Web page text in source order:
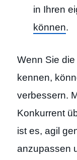
in Ihren
können.
Wenn Sie
kennen,
verbessern.
Konkurrent
ist es, agil
anzupassen